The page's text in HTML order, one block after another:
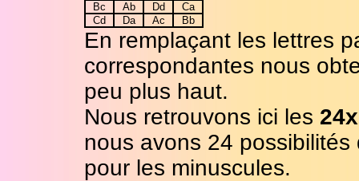
Bc
Ab Dd
Ca
Cd
Da Ac Bb
En remplaçant les lettres
correspondantes nous
peu plus haut.
Nous retrouvons ici les
nous avons 24
pour les minuscules.